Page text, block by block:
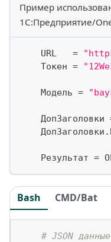
Пример
1С:Предприятие/
    URL
=
    Токен
=
    Модель
=
    ДопЗаголовки
    ДопЗаголовки
.
    Результат
=
Bash CMD/Bat
# JSON